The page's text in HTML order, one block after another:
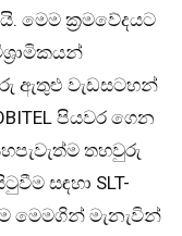
මෙම ක්‍රමවේදයට
ඇතුළු වැඩසටහන්
පියවර ගෙන
තහවුරු
සඳහා SLT-
මෙමගින් මැනැවින්